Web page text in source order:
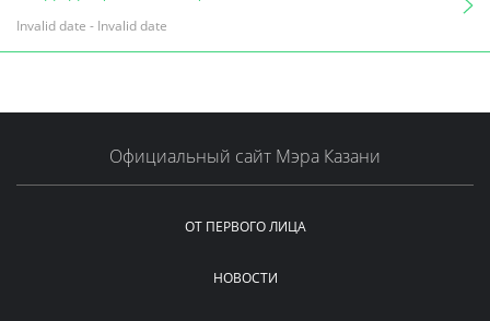
Invalid date - Invalid date
Официальный сайт Мэра Казани
ОТ ПЕРВОГО ЛИЦА
НОВОСТИ